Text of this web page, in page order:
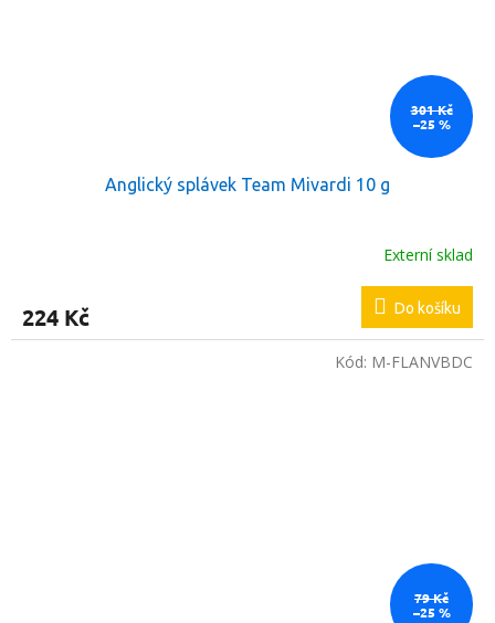
301 Kč
–25 %
Anglický splávek Team Mivardi 10 g
Externí sklad
224 Kč Do košíku
79 Kč
–25 %
Kód: M-FLANVBDC